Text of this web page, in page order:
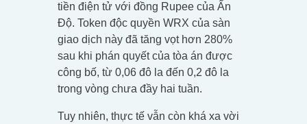
tiền điện tử với đồng Rupee của Ấn
Độ. Token độc quyền WRX của sàn
giao dịch này đã tăng vọt hơn 280%
sau khi phán quyết của tòa án được
công bố, từ 0,06 đô la đến 0,2 đô la
trong vòng chưa đầy hai tuần.
Tuy nhiên, thực tế vẫn còn khá xa vời